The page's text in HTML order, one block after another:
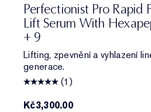
Perfectionist Pro Rapid
Lift Serum With
+ 9
Lifting, zpevnění a vyhlazení
generace.
(1)
Kč3,300.00